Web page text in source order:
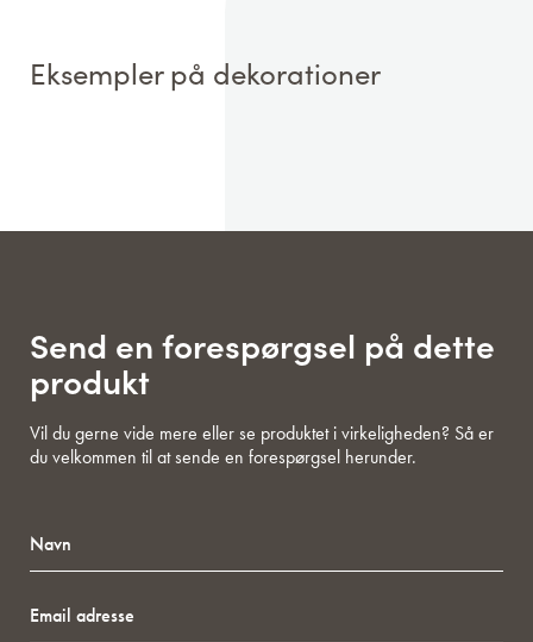
Eksempler på dekorationer
Send en forespørgsel på dette
produkt
Vil du gerne vide mere eller se produktet i virkeligheden? Så er
du velkommen til at sende en forespørgsel herunder.
adresse